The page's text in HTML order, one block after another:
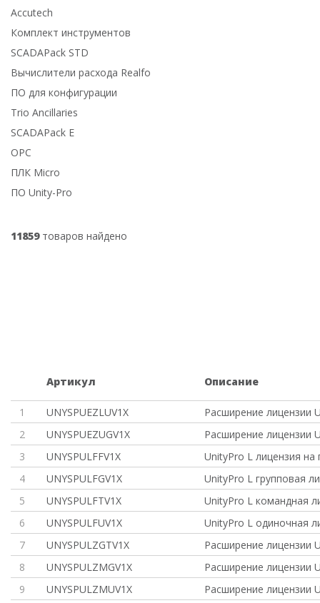
Accutech
Комплект инструментов
SCADAPack STD
Вычислители расхода Realfo
ПО для конфигурации
Trio Ancillaries
SCADAPack E
OPC
ПЛК Micro
ПО Unity-Pro
11859товаров найдено
Артикул Описание
1 UNYSPUEZLUV1X
Расширение лицензии
2
UNYSPUEZUGV1X
Расширение лицензии
3
UNYSPULFFV1X
UnityPro L лицензия на
4
UNYSPULFGV1X
UnityPro L групповая
5
UNYSPULFTV1X
UnityPro L командная
6
UNYSPULFUV1X
UnityPro L одиночная
7
UNYSPULZGTV1X
Расширение лицензии
8
UNYSPULZMGV1X
Расширение лицензии
9
UNYSPULZMUV1X Расширение лицензии